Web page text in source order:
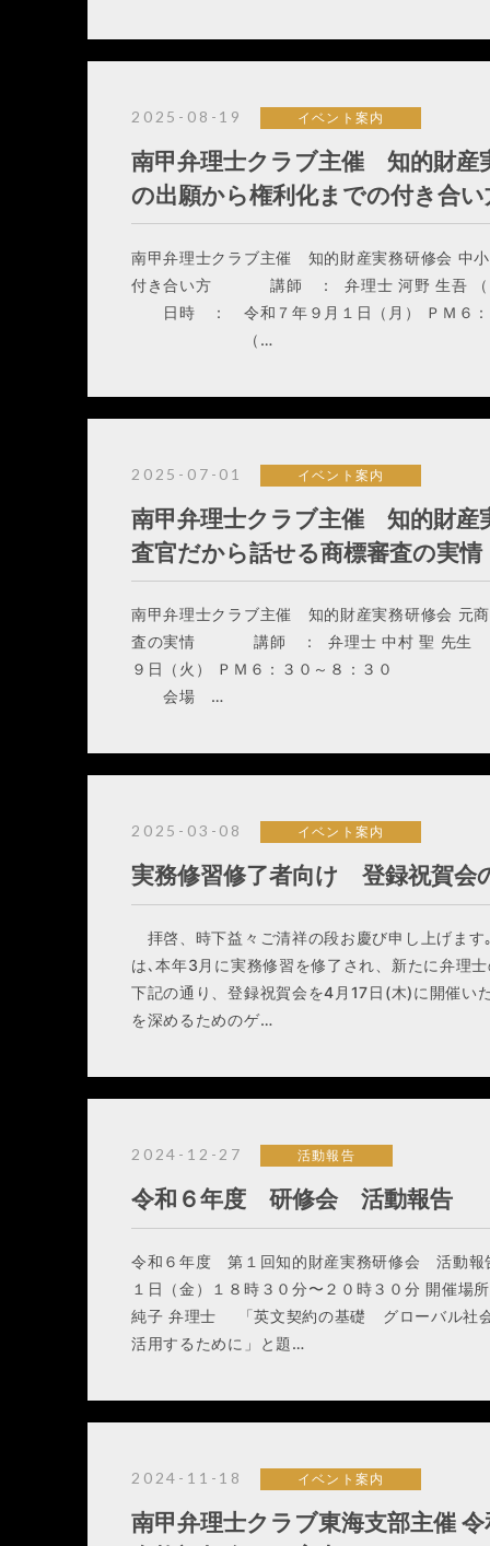
2025-08-19 イベント案内
南甲弁理士クラブ主催 知的財産
の出願から権利化までの付き合い
南甲弁理士クラブ主催 知的財産実務研修会 中
付き合い方 講師 ： 弁理士 河野 生吾 （じ
日時 ： 令和７年９月１日（月） ＰＭ６：
（…
2025-07-01 イベント案内
南甲弁理士クラブ主催 知的財産
査官だから話せる商標審査の実情
南甲弁理士クラブ主催 知的財産実務研修会 元
査の実情 講師 ： 弁理士 中村 聖 先生
９日（火） ＰＭ６：３０～８：３０
会場 …
2025-03-08 イベント案内
実務修習修了者向け 登録祝賀会
拝啓、時下益々ご清祥の段お慶び申し上げま
は､本年3月に実務修習を修了され、新たに弁理
下記の通り、登録祝賀会を4月17日(木)に開催
を深めるためのゲ…
2024-12-27 活動報告
令和６年度 研修会 活動報告
令和６年度 第１回知的財産実務研修会 活動報
１日（金）１８時３０分〜２０時３０分 開催
純子 弁理士 「英文契約の基礎 グローバル社
活用するために」と題…
2024-11-18 イベント案内
南甲弁理士クラブ東海支部主催